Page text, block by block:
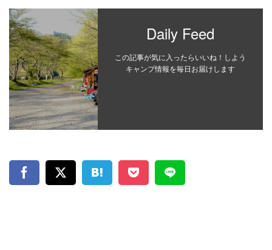
Daily Feed
この記事が気に入ったらいいね！しよう
キャンプ情報を毎日お届けします